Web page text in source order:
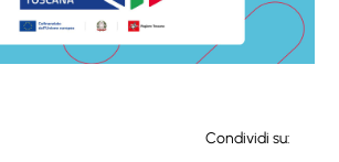
Condividi su: